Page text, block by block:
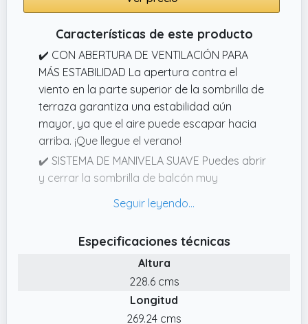
Características de este producto
✔️ CON ABERTURA DE VENTILACIÓN PARA
MÁS ESTABILIDAD La apertura contra el
viento en la parte superior de la sombrilla de
terraza garantiza una estabilidad aún
mayor, ya que el aire puede escapar hacia
arriba. ¡Que llegue el verano!
✔️ SISTEMA DE MANIVELA SUAVE Puedes abrir
y cerrar la sombrilla de balcón muy
integrado y de funcionamiento suave. La
cosa del pasado.
✔️ SOMBRILLA CON PROTECCIÓN SOLAR La
sombrilla de exterior Kingsleeve de 270 cm
de ancho ofrece una extrema protección
solar UV 80+, proporcionando una
Especificaciones técnicas
Altura
228.6 cms
Longitud
269.24 cms